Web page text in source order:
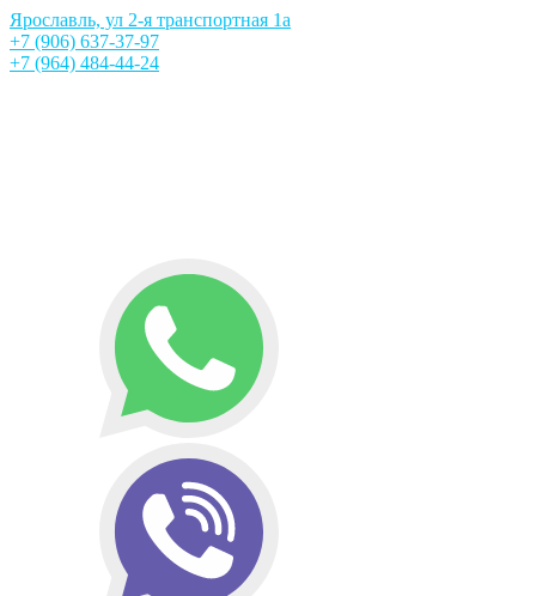
Ярославль, ул 2-я транспортная 1а
+7 (906) 637-37-97
+7 (964) 484-44-24